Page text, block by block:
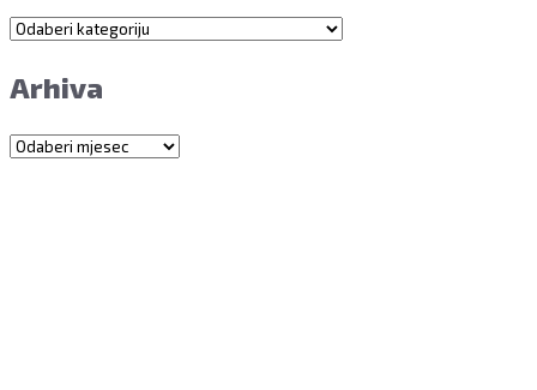
Kategorije
Arhiva
Arhiva